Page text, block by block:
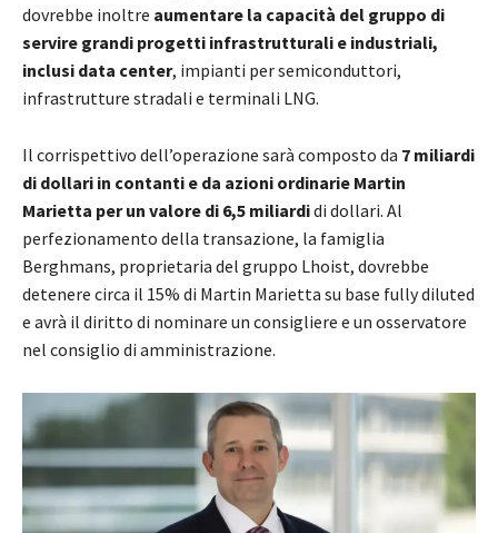
dovrebbe inoltre aumentare la capacità del gruppo di
servire grandi progetti infrastrutturali e industriali,
inclusi data center, impianti per semiconduttori,
infrastrutture stradali e terminali LNG.
Il corrispettivo dell’operazione sarà composto da 7 miliardi
di dollari in contanti e da azioni ordinarie Martin
Marietta per un valore di 6,5 miliardidi dollari. Al
perfezionamento della transazione, la famiglia
Berghmans, proprietaria del gruppo Lhoist, dovrebbe
detenere circa il 15% di Martin Marietta su base fully diluted
e avrà il diritto di nominare un consigliere e un osservatore
nel consiglio di amministrazione.